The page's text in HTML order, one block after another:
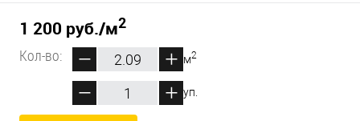
1 200 руб./м2
Кол-во:
м2
уп.